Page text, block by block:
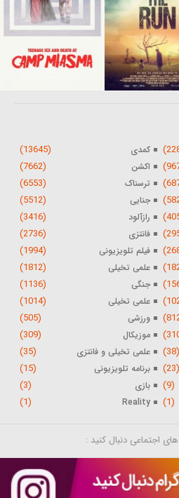
کمدی (13645)
اکشن (7662)
ترسناک (6553)
جنایی (5512)
رازآلود (3416)
فانتزی (2736)
فیلم تلویزیونی (1994)
علمی تخیلی (1812)
جنگی (1136)
علمی تخیلی (1014)
ورزشی (505)
موزیکال (309)
(38) علمی تخیلی و فانتزی (35)
(23) برنامه تلویزیونی (15)
(9) بازی (3)
(1)
Reality
(1)
اجتماعی دنبال کنید :